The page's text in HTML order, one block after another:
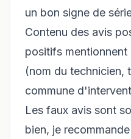
un bon signe de
Contenu des avis
positifs
(nom du technicien,
commune
Les faux avis sont
bien, je